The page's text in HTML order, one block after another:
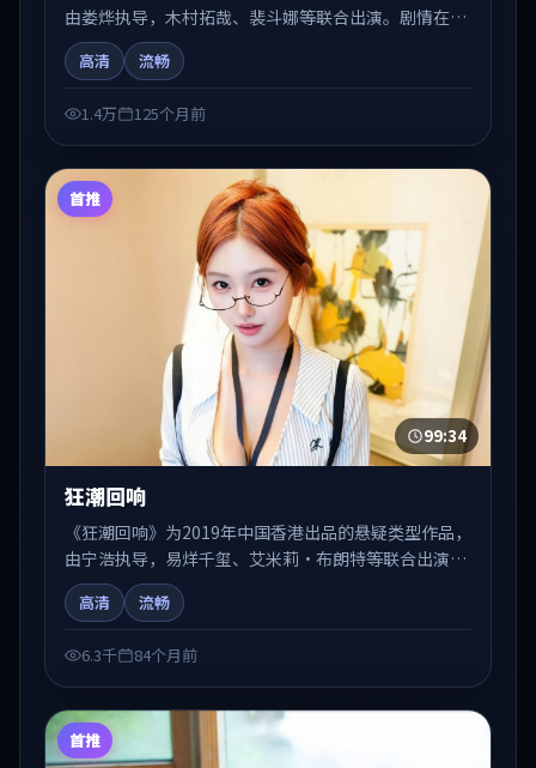
由娄烨执导，木村拓哉、裴斗娜等联合出演。剧情在人
物弧光与节奏推进中展开，兼具叙事张力与视听质感。
适合关注国产在线观看、热播国产剧与院线佳片的观众
高清 流畅
1.4万 125个月前
首推
99:34
狂潮回响
《狂潮回响》为2019年中国香港出品的悬疑类型作品，
由宁浩执导，易烊千玺、艾米莉·布朗特等联合出演。
剧情在人物弧光与节奏推进中展开，兼具叙事张力与视
听质感。适合关注国产在线观看、热播国产剧与院线佳
高清 流畅
6.3千 84个月前
首推